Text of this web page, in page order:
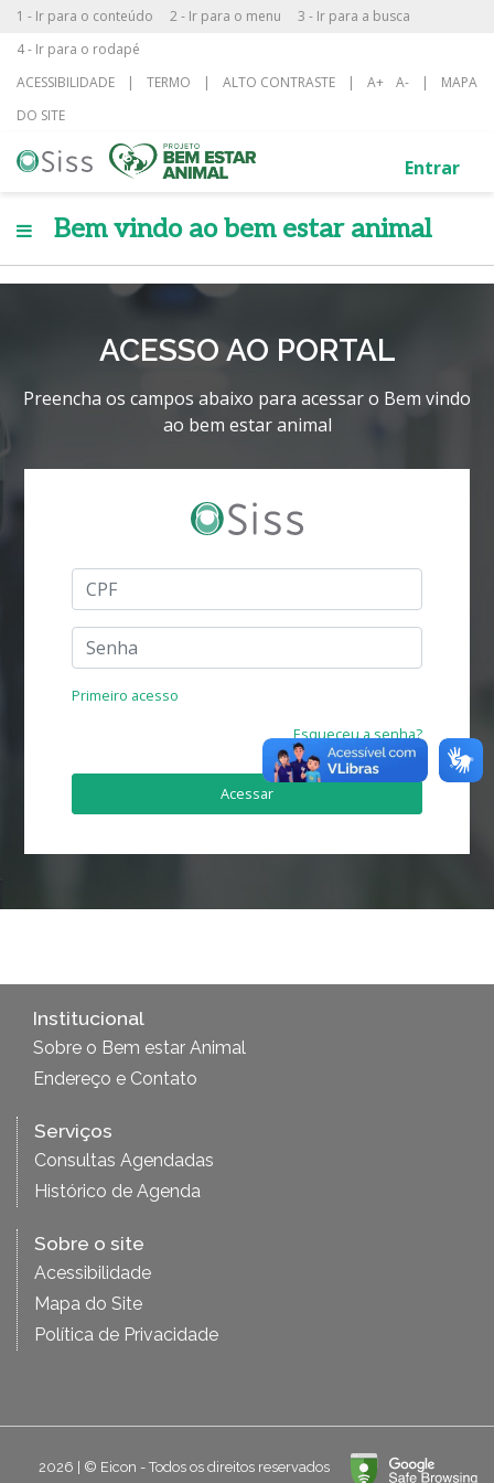
1 - Ir para o conteúdo 2 - Ir para o menu
3 - Ir para a busca
4 - Ir para o rodapé
ACESSIBILIDADE
| TERMO | ALTO CONTRASTE | A+ A- |
MAPA
DO SITE
Entrar
Bem vindo ao bem estar animal
ACESSO AO PORTAL
Preencha os campos abaixo para acessar o Bem vindo
ao bem estar animal
Primeiro acesso
Esqueceu a senha?
Acessar
Institucional
Sobre o Bem estar Animal
Endereço e Contato
Serviços
Consultas Agendadas
Histórico de Agenda
Sobre o site
Acessibilidade
Mapa do Site
Política de Privacidade
2026 | © Eicon - Todos os direitos reservados